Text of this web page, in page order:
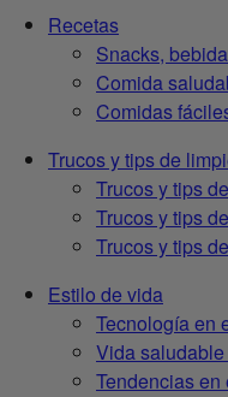
Recetas
Snacks,
Comida
Comidas
Trucos y tips de
Trucos y tips
Trucos y tips
Trucos y tips
Estilo de vida
Tecnología en
Vida
Tendencias